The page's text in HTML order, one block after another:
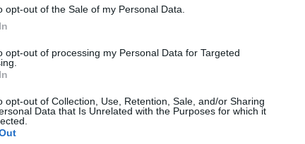
opt-out of the Sale of my Personal Data.
opt-out of processing my Personal Data for Targeted
opt-out of Collection, Use, Retention, Sale, and/or Sharing
Data that Is Unrelated with the Purposes for which it
atividades para crianças e jovens
de Viana do Castelo vai promover a atividade “Uma